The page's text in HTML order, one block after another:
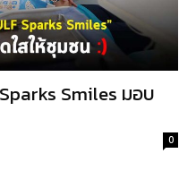
Smiles มอบ
0